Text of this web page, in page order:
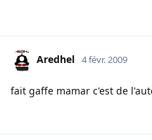
Aredhel 4 févr. 2009
fait gaffe mamar c'est de